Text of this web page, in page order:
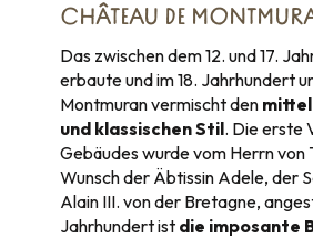
CHÂTEAU DE
Das zwischen dem 12. und 17.
erbaute und im 18. Jahrhundert
Montmuran vermischt den
und klassischen Stil. Die erste
Gebäudes wurde vom Herrn von
Wunsch der Äbtissin Adele, der
Alain III. von der Bretagne,
Jahrhundert ist die imposante